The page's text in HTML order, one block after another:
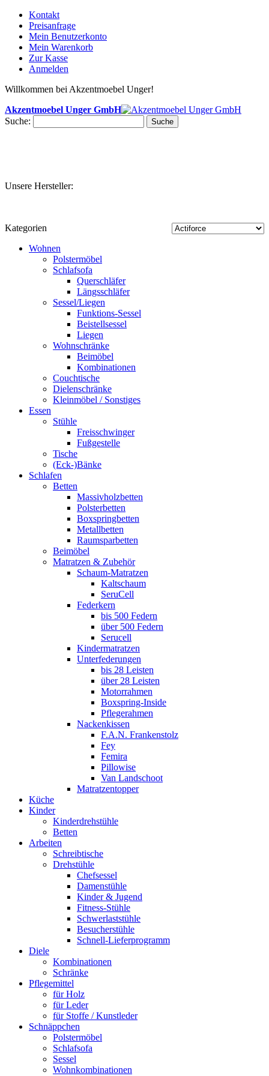
Kontakt
Preisanfrage
Mein Benutzerkonto
Mein Warenkorb
Zur Kasse
Anmelden
Willkommen bei Akzentmoebel Unger!
Akzentmoebel Unger GmbH
Suche:
Suche
Unsere Hersteller:
Kategorien
Wohnen
Polstermöbel
Schlafsofa
Querschläfer
Längsschläfer
Sessel/Liegen
Funktions-Sessel
Beistellsessel
Liegen
Wohnschränke
Beimöbel
Kombinationen
Couchtische
Dielenschränke
Kleinmöbel / Sonstiges
Essen
Stühle
Freisschwinger
Fußgestelle
Tische
(Eck-)Bänke
Schlafen
Betten
Massivholzbetten
Polsterbetten
Boxspringbetten
Metallbetten
Raumsparbetten
Beimöbel
Matratzen & Zubehör
Schaum-Matratzen
Kaltschaum
SeruCell
Federkern
bis 500 Federn
über 500 Federn
Serucell
Kindermatratzen
Unterfederungen
bis 28 Leisten
über 28 Leisten
Motorrahmen
Boxspring-Inside
Pflegerahmen
Nackenkissen
F.A.N. Frankenstolz
Fey
Femira
Pillowise
Van Landschoot
Matratzentopper
Küche
Kinder
Kinderdrehstühle
Betten
Arbeiten
Schreibtische
Drehstühle
Chefsessel
Damenstühle
Kinder & Jugend
Fitness-Stühle
Schwerlaststühle
Besucherstühle
Schnell-Lieferprogramm
Diele
Kombinationen
Schränke
Pflegemittel
für Holz
für Leder
für Stoffe / Kunstleder
Schnäppchen
Polstermöbel
Schlafsofa
Sessel
Wohnkombinationen